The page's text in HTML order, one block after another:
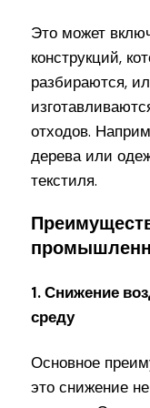
Это может
конструкций,
разбираются,
отходов.
дерева или
текстиля.
1. Снижение
среду
Основное
это снижение